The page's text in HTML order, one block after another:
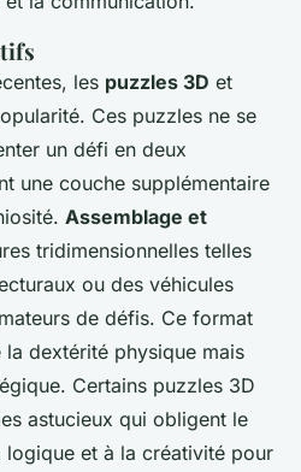
les puzzles 3D et
Ces puzzles ne se
un défi en deux
une couche supplémentaire
Assemblage et
tridimensionnelles telles
ou des véhicules
de défis. Ce format
dextérité physique mais
Certains puzzles 3D
astucieux qui obligent le
et à la créativité pour